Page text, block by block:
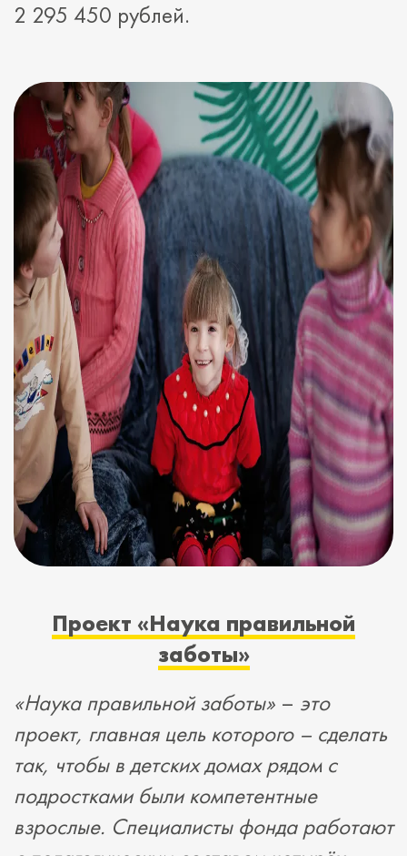
2 295 450 рублей.
Проект «Наука правильной
заботы»
«Наука правильной заботы» – это
проект, главная цель которого – сделать
так, чтобы в детских домах рядом с
подростками были компетентные
взрослые. Специалисты фонда работают